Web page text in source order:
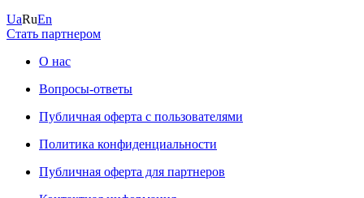
UaRuEn
Стать партнером
О нас
Вопросы-ответы
Публичная оферта с пользователями
Политика конфиденциальности
Публичная оферта для партнеров